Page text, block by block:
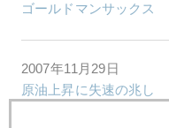
ゴールドマンサックス
2007年11月29日
原油上昇に失速の兆し